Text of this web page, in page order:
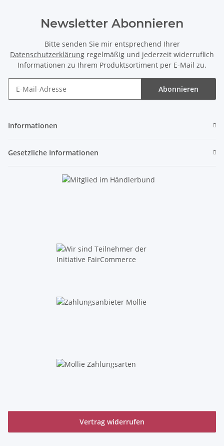
Newsletter Abonnieren
Bitte senden Sie mir entsprechend Ihrer
Datenschutzerklärung regelmäßig und jederzeit widerruflich
Informationen zu Ihrem Produktsortiment per E-Mail zu.
Abonnieren
Informationen
Gesetzliche Informationen
Vertrag widerrufen